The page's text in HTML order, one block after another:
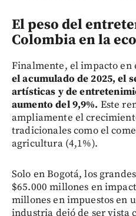
El peso del
Colombia en la
Finalmente, el impacto en
el acumulado de 2025, el
artísticas y de
aumento del 9,9%. Este
ampliamente el
tradicionales como el
agricultura (4,1%).
Solo en Bogotá, los
$65.000 millones en
millones en impuestos en
industria dejó de ser vista